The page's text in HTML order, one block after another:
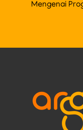
Mengenai